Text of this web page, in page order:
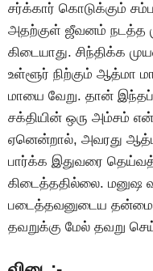
சர்க்கார் கொடுக்கும்
அதற்குள் ஜீவனம் நடத்த
கிடையாது. சிந்திக்க
உள்ளூர் நிற்கும் ஆத்மா
மாயை வேறு. தான்
சக்தியின் ஒரு அம்சம்
ஏனென்றால், அவரது
பார்க்க இதுவரை
கிடைத்ததில்லை. மனுஷ
படைத்தவனுடைய
தவறுக்கு மேல் தவறு